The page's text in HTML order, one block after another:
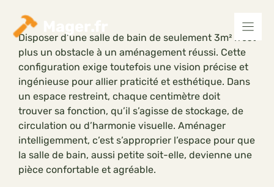
contenuDisposer d’une salle de bain de seulement 3m² n’est
plus un obstacle à un aménagement réussi. Cette
configuration exige toutefois une vision précise et
ingénieuse pour allier praticité et esthétique. Dans
un espace restreint, chaque centimètre doit
trouver sa fonction, qu’il s’agisse de stockage, de
circulation ou d’harmonie visuelle. Aménager
intelligemment, c’est s’approprier l’espace pour que
la salle de bain, aussi petite soit-elle, devienne une
pièce confortable et agréable.